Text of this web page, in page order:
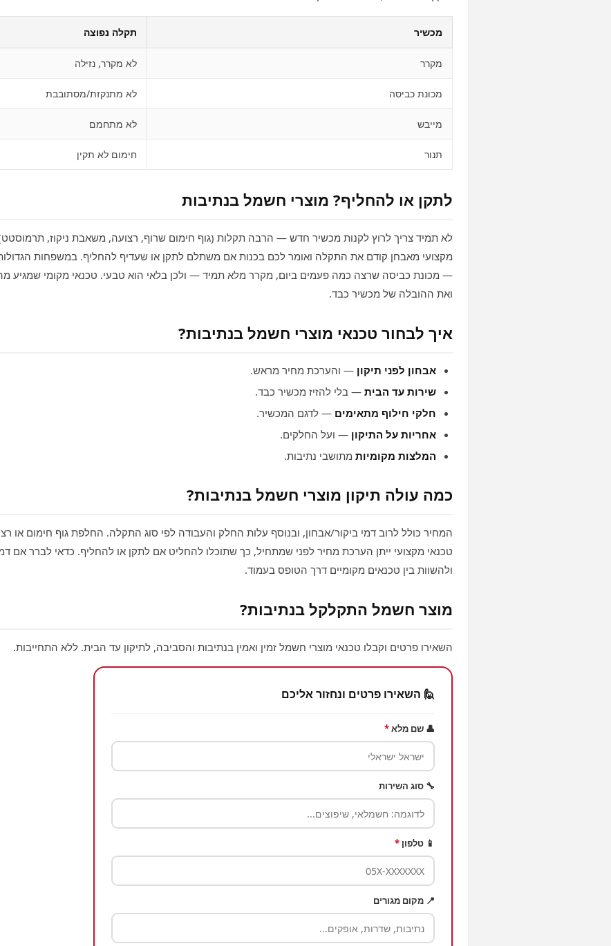
מכשיר תקלה נפוצה
מקרר לא מקרר, נזילה
מכונת כביסה לא מתנקזת/מסתובבת
מייבש לא מתחמם
תנור חימום לא תקין
לתקן או להחליף? מוצרי חשמל בנתיבות
לא תמיד צריך לרוץ לקנות מכשיר חדש — הרבה תקלות (גוף חימום שרוף, רצועה, משאבת ניקוז, תרמוסטט)
מקצועי מאבחן קודם את התקלה ואומר לכם בכנות אם משתלם לתקן או שעדיף להחליף. במשפחות
— מכונת כביסה שרצה כמה פעמים ביום, מקרר מלא תמיד — ולכן בלאי הוא טבעי. טכנאי מקומי
ואת ההובלה של מכשיר כבד.
איך לבחור טכנאי מוצרי חשמל בנתיבות?
אבחון לפני תיקון — והערכת מחיר מראש.
שירות עד הבית — בלי להזיז מכשיר כבד.
חלקי חילוף מתאימים — לדגם המכשיר.
אחריות על התיקון — ועל החלקים.
המלצות מקומיות מתושבי נתיבות.
כמה עולה תיקון מוצרי חשמל בנתיבות?
המחיר כולל לרוב דמי ביקור/אבחון, ובנוסף עלות החלק והעבודה לפי סוג התקלה. החלפת גוף חימום או
טכנאי מקצועי ייתן הערכת מחיר לפני שמתחיל, כך שתוכלו להחליט אם לתקן או להחליף. כדאי לברר אם
ולהשוות בין טכנאים מקומיים דרך הטופס בעמוד.
מוצר חשמל התקלקל בנתיבות?
השאירו פרטים וקבלו טכנאי מוצרי חשמל זמין ואמין בנתיבות והסביבה, לתיקון עד הבית. ללא התחייבות.
🙋 השאירו פרטים ונחזור אליכם
👤 שם מלא*
🔧 סוג השירות
📱 טלפון *
📍 מקום מגורים